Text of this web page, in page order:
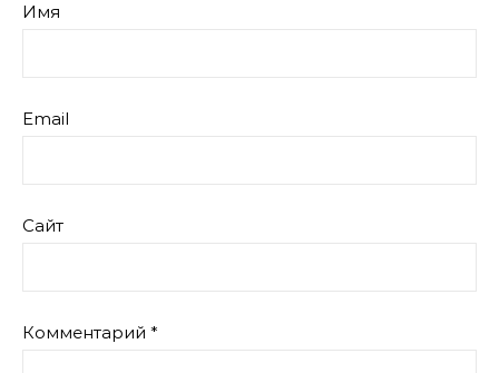
Имя
Email
Сайт
Комментарий *